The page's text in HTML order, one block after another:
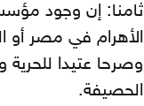
ثامنا: إن وجود
الأهرام في مصر أو
وصرحا عتيدا للحرية
الحصيفة.